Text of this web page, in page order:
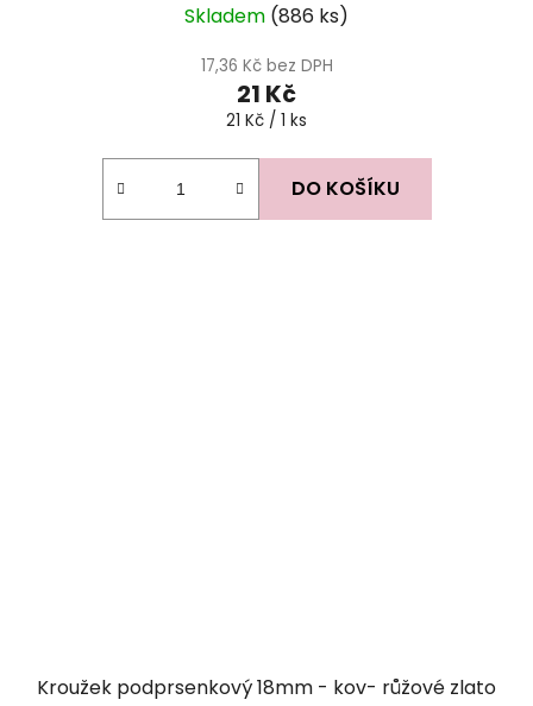
Skladem (886 ks)
17,36 Kč bez DPH
21 Kč
Měrná
21 Kč / 1 ks
DO KOŠÍKU
Kroužek podprsenkový 18mm - kov- růžové zlato